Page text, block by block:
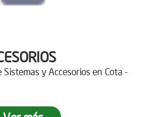
y Accesorios en Cota -